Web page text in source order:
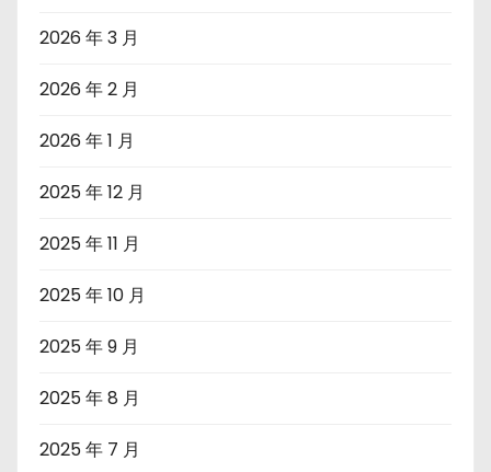
2026 年 3 月
2026 年 2 月
2026 年 1 月
2025 年 12 月
2025 年 11 月
2025 年 10 月
2025 年 9 月
2025 年 8 月
2025 年 7 月